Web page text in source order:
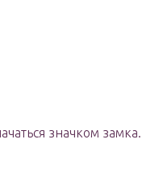
значком замка.